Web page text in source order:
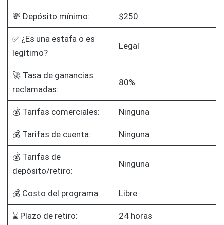
💸 Depósito mínimo: $250
✅ ¿Es una estafa o es
legítimo?
Legal
🚀 Tasa de ganancias
reclamadas:
80%
💰 Tarifas comerciales: Ninguna
💰 Tarifas de cuenta: Ninguna
💰 Tarifas de
depósito/retiro:
Ninguna
💰 Costo del programa: Libre
⌛ Plazo de retiro: 24 horas